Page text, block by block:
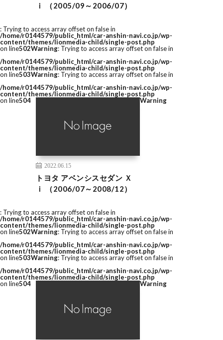
ｉ （2005/09～2006/07）
: Trying to access array offset on false in
/home/r0144579/public_html/car-anshin-navi.co.jp/wp-
content/themes/lionmedia-child/single-post.php
on line502Warning: Trying to access array offset on false in
/home/r0144579/public_html/car-anshin-navi.co.jp/wp-
content/themes/lionmedia-child/single-post.php
on line503Warning: Trying to access array offset on false in
/home/r0144579/public_html/car-anshin-navi.co.jp/wp-
content/themes/lionmedia-child/single-post.php
on line504
2022.06.15
トヨタ アベンシスセダン Ｘ
ｉ （2006/07～2008/12）
Warning
: Trying to access array offset on false in
/home/r0144579/public_html/car-anshin-navi.co.jp/wp-
content/themes/lionmedia-child/single-post.php
on line502Warning: Trying to access array offset on false in
/home/r0144579/public_html/car-anshin-navi.co.jp/wp-
content/themes/lionmedia-child/single-post.php
on line503Warning: Trying to access array offset on false in
/home/r0144579/public_html/car-anshin-navi.co.jp/wp-
content/themes/lionmedia-child/single-post.php
on line504 Warning